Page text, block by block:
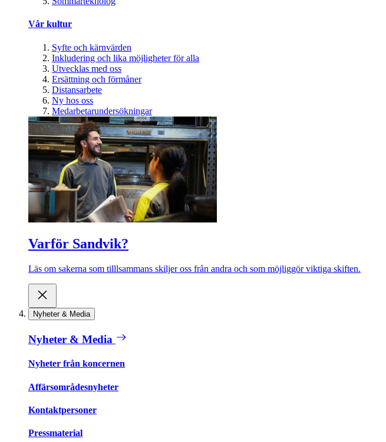
Vår kultur
Syfte och kärnvärden
Inkludering och lika möjligheter för alla
Utvecklas med oss
Ersättning och förmåner
Distansarbete
Ny hos oss
Medarbetarundersökningar
Varför Sandvik?
Läs om sakerna som tilllsammans skiljer oss från andra och som möjliggör viktiga skiften.
Nyheter & Media
Nyheter & Media
Nyheter från koncernen
Affärsområdesnyheter
Kontaktpersoner
Pressmaterial